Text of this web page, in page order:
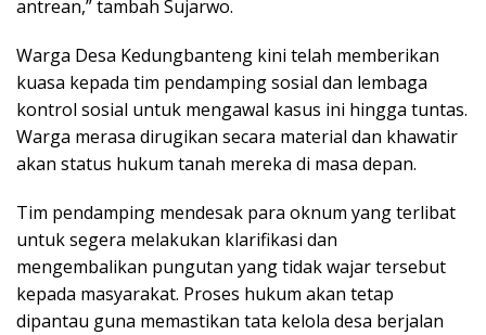
antrean,” tambah Sujarwo.
Warga Desa Kedungbanteng kini telah memberikan
kuasa kepada tim pendamping sosial dan lembaga
kontrol sosial untuk mengawal kasus ini hingga tuntas.
Warga merasa dirugikan secara material dan khawatir
akan status hukum tanah mereka di masa depan.
Tim pendamping mendesak para oknum yang terlibat
untuk segera melakukan klarifikasi dan
mengembalikan pungutan yang tidak wajar tersebut
kepada masyarakat. Proses hukum akan tetap
dipantau guna memastikan tata kelola desa berjalan